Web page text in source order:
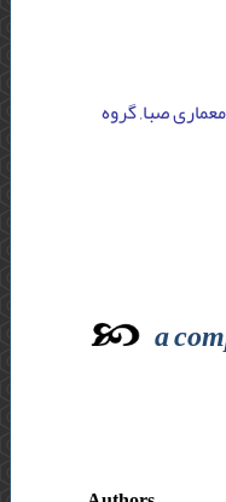
صبا, گروه
a